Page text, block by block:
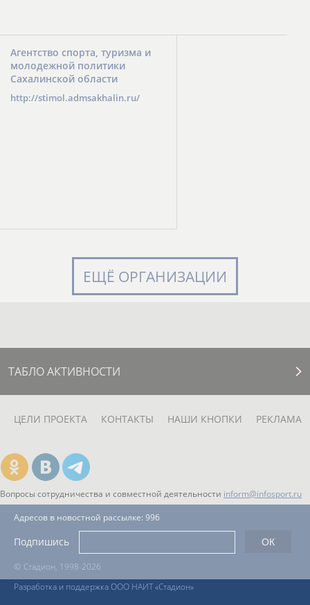
Агентство спорта, туризма и
молодежной политики
Сахалинской области
http://stimol.admsakhalin.ru/
ЕЩЁ ОРГАНИЗАЦИИ
ТАБЛО АКТИВНОСТИ
ЦЕЛИ ПРОЕКТА КОНТАКТЫ НАШИ КНОПКИ РЕКЛАМА
Вопросы сотрудничества и совместной деятельности inform@infosport.ru
© Стадион, 1998-2026
Разработка и поддержка ООО НАИТ «Стадион»
Адресов в новостной рассылке: 996
Подпишись